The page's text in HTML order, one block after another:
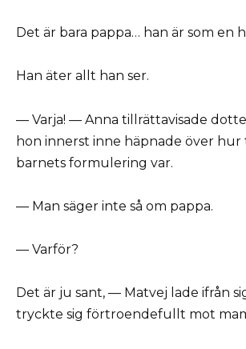
Det är bara pappa… han är som en
Han äter allt han ser.
— Varja! — Anna tillrättavisade
hon innerst inne häpnade över hur
barnets formulering var.
— Man säger inte så om pappa.
— Varför?
Det är ju sant, — Matvej lade ifrån
tryckte sig förtroendefullt mot